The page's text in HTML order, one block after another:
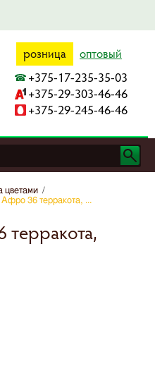
розница оптовый
+375-17-235-35-03
+375-29-303-46-46
+375-29-245-46-46
цветами
Афро 36 терракота, ...
терракота,